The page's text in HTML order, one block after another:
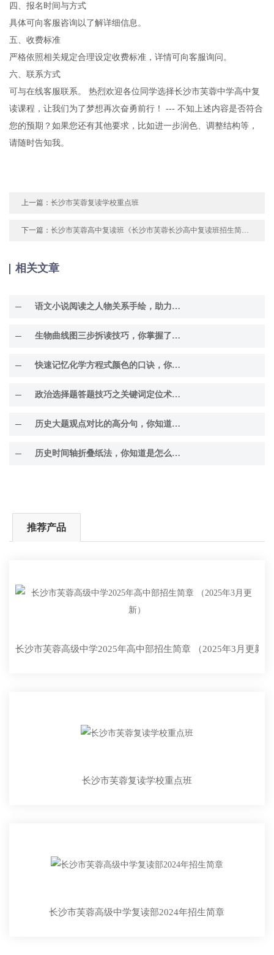
四、报名时间与方式
具体可向客服咨询以了解详细信息。
五、收费标准
严格依照相关规定合理设定收费标准，详情可向客服询问。
六、联系方式
可与在线客服联系。 热烈欢迎各位同学选择长沙市芙蓉中学高中复
读课程，让我们为了梦想再次奋勇前行！ --- 不知上述内容是否符合
您的预期？如果您还有其他要求，比如进一步润色、调整结构等，
请随时告知我。
上一篇：长沙市芙蓉复读学校重点班
下一篇：长沙市芙蓉高中复读班《长沙市芙蓉长沙高中复读班招生简章》
相关文章
语文小说阅读之人物关系手绘，助力理解故事精髓
生物曲线图三步拆读技巧，你掌握了吗？
快速记忆化学方程式颜色的口诀，你知道吗？
政治选择题答题技巧之关键词定位术，你掌握了吗？
历史大题观点对比的高分句，你知道几个？
历史时间轴折叠纸法，你知道是怎么回事吗？
推荐产品
长沙市芙蓉高级中学2025年高中部招生简章 （2025年3月更新）
长沙市芙蓉复读学校重点班
长沙市芙蓉高级中学复读部2024年招生简章